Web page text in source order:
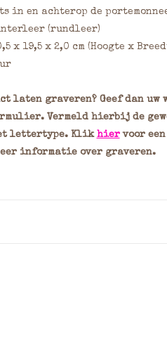
in en achterop de
(rundleer)
x 19,5 x 2,0 cm (Hoogte x
laten graveren? Geef dan uw
Vermeld hierbij de
lettertype. Klik hiervoor
informatie over graveren.